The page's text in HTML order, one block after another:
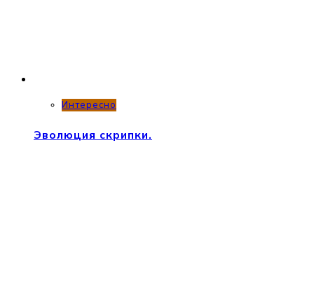
Интересно
Эволюция скрипки.